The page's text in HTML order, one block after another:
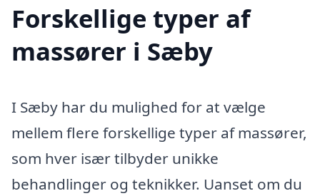
Forskellige typer af
massører i Sæby
I Sæby har du mulighed for at vælge
mellem flere forskellige typer af massører,
som hver især tilbyder unikke
behandlinger og teknikker. Uanset om du